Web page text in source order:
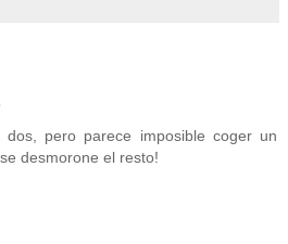
dos, pero parece imposible coger un
desmorone el resto!